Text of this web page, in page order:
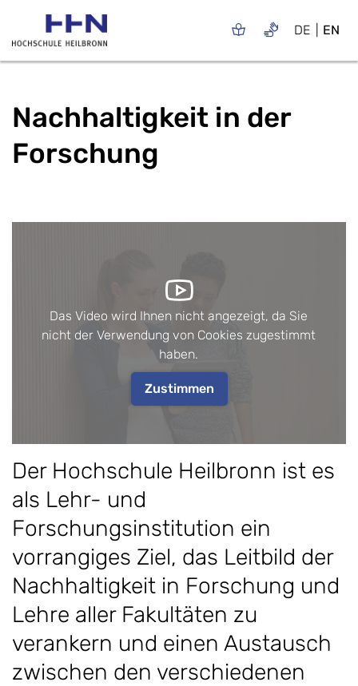
DE EN
Nachhaltigkeit in der
Forschung
Der Hochschule Heilbronn ist es
als Lehr- und
Forschungsinstitution ein
vorrangiges Ziel, das Leitbild der
Nachhaltigkeit in Forschung und
Lehre aller Fakultäten zu
verankern und einen Austausch
zwischen den verschiedenen
Das Video wird Ihnen nicht angezeigt, da Sie
nicht der Verwendung von Cookies zugestimmt
haben.
Zustimmen